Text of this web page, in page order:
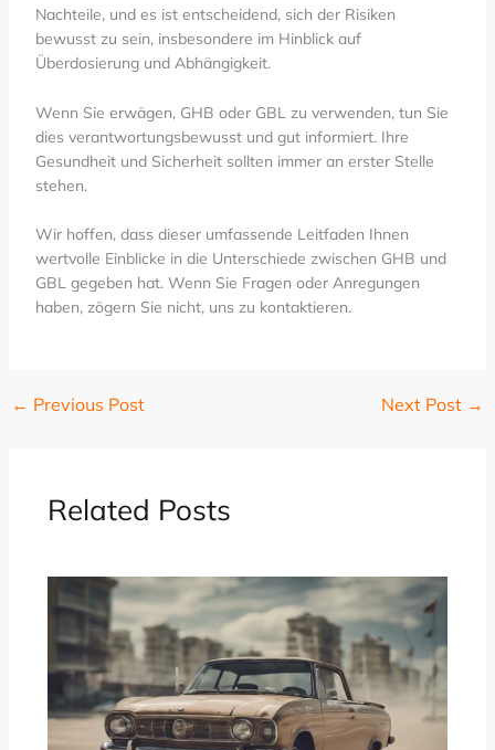
Nachteile, und es ist entscheidend, sich der Risiken
bewusst zu sein, insbesondere im Hinblick auf
Überdosierung und Abhängigkeit.
Wenn Sie erwägen, GHB oder GBL zu verwenden, tun Sie
dies verantwortungsbewusst und gut informiert. Ihre
Gesundheit und Sicherheit sollten immer an erster Stelle
stehen.
Wir hoffen, dass dieser umfassende Leitfaden Ihnen
wertvolle Einblicke in die Unterschiede zwischen GHB und
GBL gegeben hat. Wenn Sie Fragen oder Anregungen
haben, zögern Sie nicht, uns zu kontaktieren.
← Previous Post Next Post →
Related Posts